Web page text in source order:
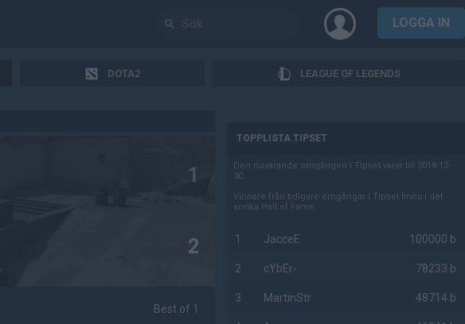
LOGGA IN
DOTA2 LEAGUE OF LEGENDS
1
2
Best of 1
TOPPLISTA TIPSET
Den nuvarande omgången i Tipset varar till 2018-12-
30.
Vinnare från tidigare omgångar i Tipset finns i det
anrika Hall of Fame.
1 JacceE 100000 b
2 cYbEr- 78233 b
3 MartinStr 48714 b